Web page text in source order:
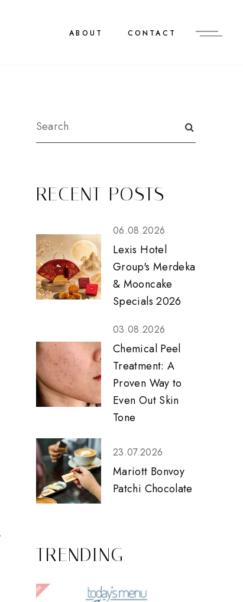
ABOUT CONTACT
RECENT POSTS
06.08.2026
Lexis Hotel
Group's Merdeka
& Mooncake
Specials 2026
03.08.2026
Chemical Peel
Treatment: A
Proven Way to
Even Out Skin
Tone
23.07.2026
Mariott Bonvoy
Patchi Chocolate
TRENDING